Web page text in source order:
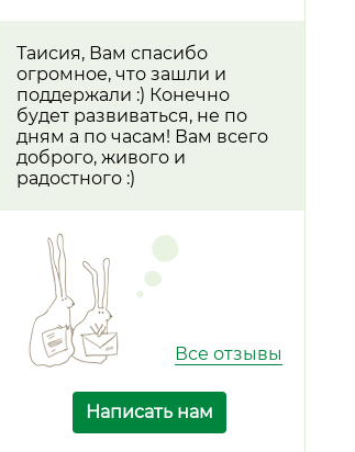
Таисия, Вам спасибо
огромное, что зашли и
поддержали :) Конечно
будет развиваться, не по
дням а по часам! Вам всего
доброго, живого и
радостного :)
Все отзывы
Написать нам